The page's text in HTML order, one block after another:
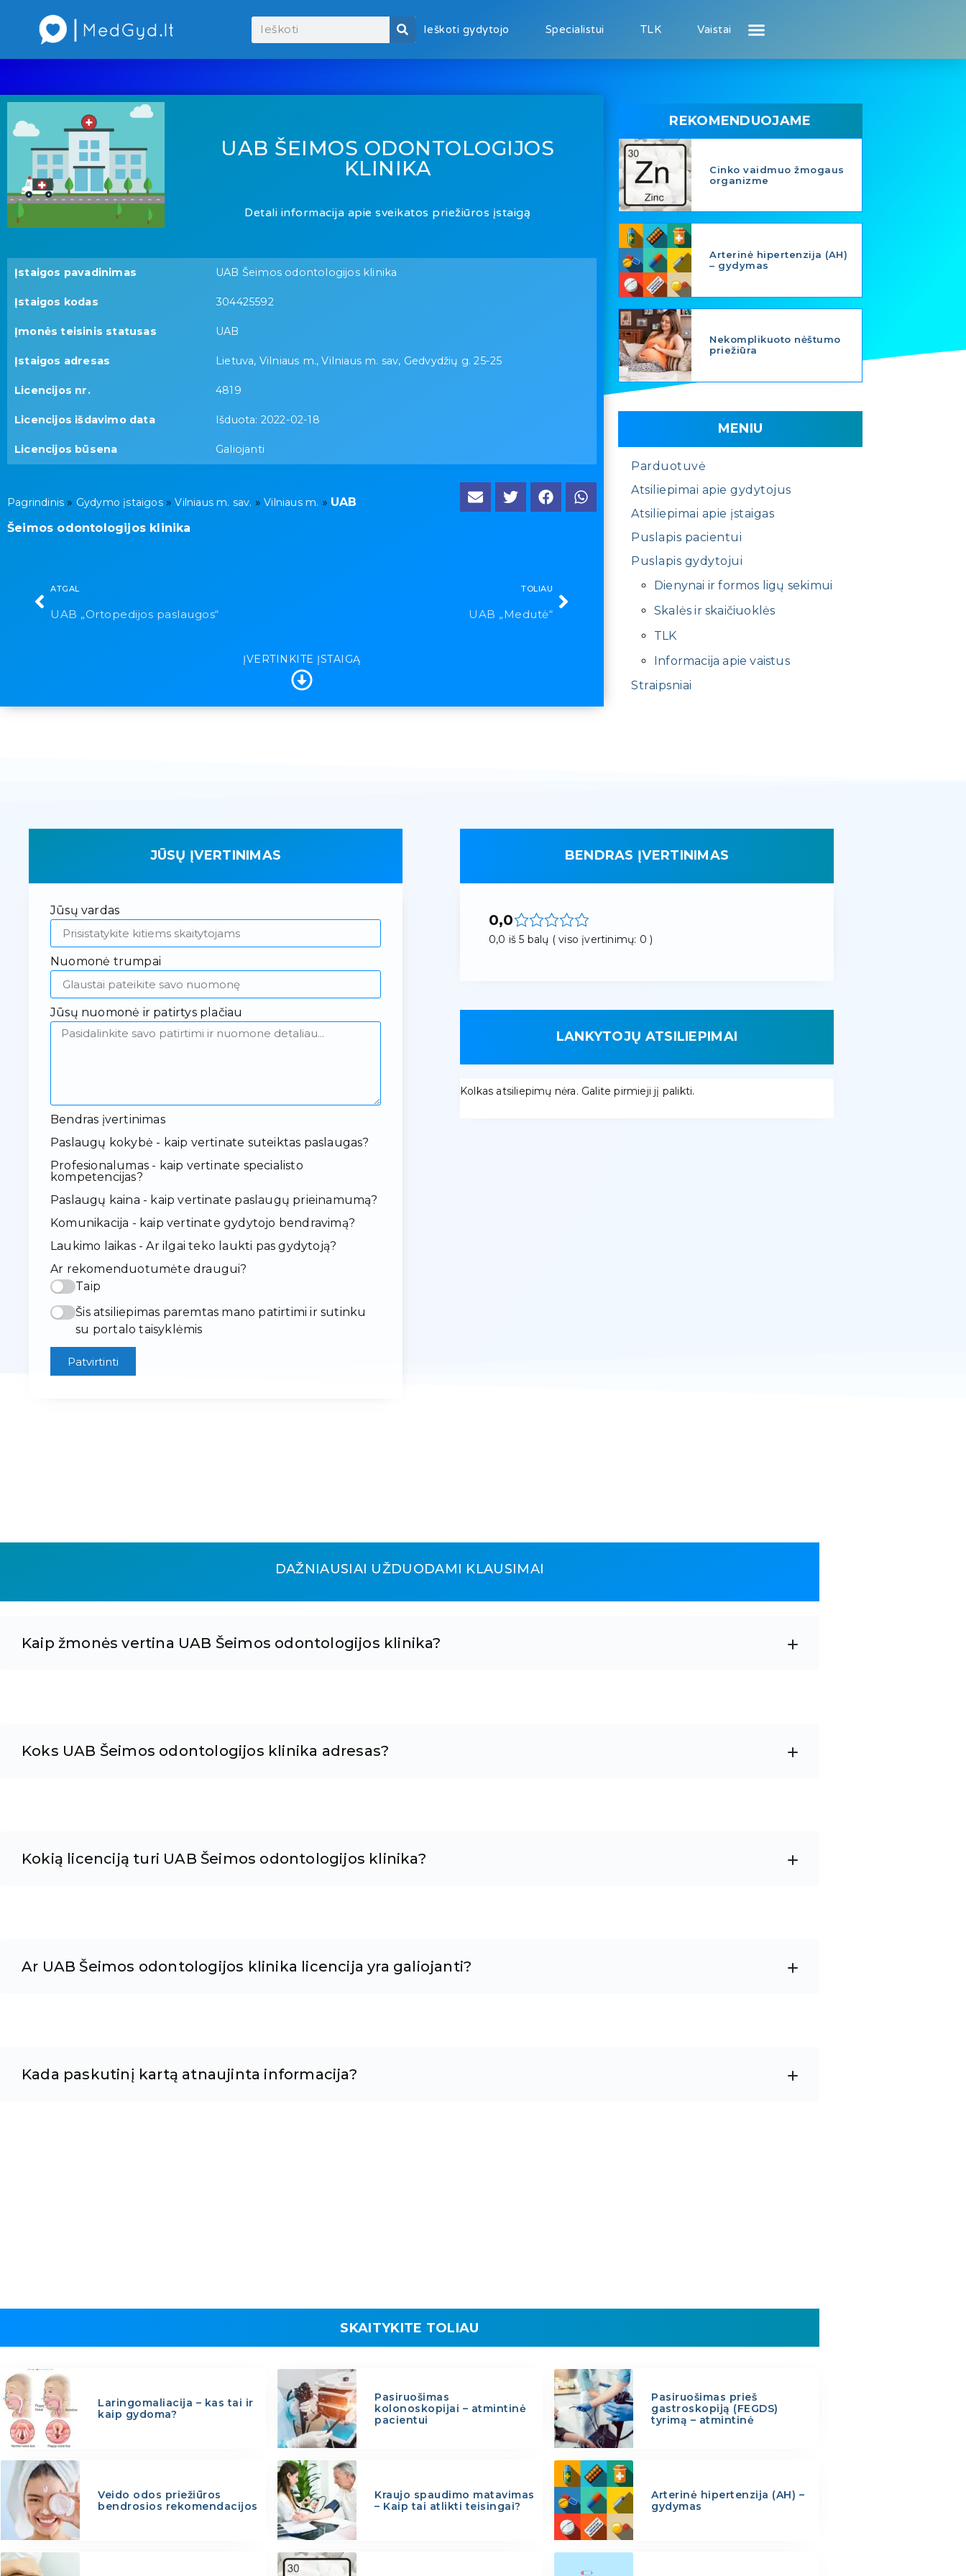
Ieškoti gydytojo Specialistui TLK Vaistai
UAB ŠEIMOS ODONTOLOGIJOS
KLINIKA
Detali informacija apie sveikatos priežiūros įstaigą
Įstaigos pavadinimas UAB Šeimos odontologijos klinika
Įstaigos kodas 304425592
Įmonės teisinis statusas UAB
Įstaigos adresas Lietuva, Vilniaus m., Vilniaus m. sav, Gedvydžių g. 25-25
Licencijos nr. 4819
Licencijos išdavimo data Išduota: 2022-02-18
Licencijos būsena Galiojanti
Pagrindinis » Gydymo įstaigos»Vilniaus m. sav. »Vilniaus m. » UAB
Šeimos odontologijos klinika
ATGAL
UAB „Ortopedijos paslaugos“
TOLIAU
UAB „Medutė“
ĮVERTINKITE ĮSTAIGĄ
REKOMENDUOJAME
Cinko vaidmuo žmogaus
organizme
Arterinė hipertenzija (AH)
– gydymas
Nekomplikuoto nėštumo
priežiūra
MENIU
Parduotuvė
Atsiliepimai apie gydytojus
Atsiliepimai apie įstaigas
Puslapis pacientui
Puslapis gydytojui
Dienynai ir formos ligų sekimui
Skalės ir skaičiuoklės
TLK
Informacija apie vaistus
Straipsniai
JŪSŲ ĮVERTINIMAS
Jūsų vardas
Nuomonė trumpai
Jūsų nuomonė ir patirtys plačiau
Bendras įvertinimas
Paslaugų kokybė - kaip vertinate suteiktas paslaugas?
Profesionalumas - kaip vertinate specialisto
kompetencijas?
Paslaugų kaina - kaip vertinate paslaugų prieinamumą?
Komunikacija - kaip vertinate gydytojo bendravimą?
Laukimo laikas - Ar ilgai teko laukti pas gydytoją?
Ar rekomenduotumėte draugui?
Taip
Šis atsiliepimas paremtas mano patirtimi ir sutinku
su portalo taisyklėmis
Patvirtinti
BENDRAS ĮVERTINIMAS
0,0
0,0 iš 5 balų ( viso įvertinimų: 0 )
LANKYTOJŲ ATSILIEPIMAI
Kolkas atsiliepimų nėra. Galite pirmieji jį palikti.
DAŽNIAUSIAI UŽDUODAMI KLAUSIMAI
Kaip žmonės vertina UAB Šeimos odontologijos klinika?
Koks UAB Šeimos odontologijos klinika adresas?
Kokią licenciją turi UAB Šeimos odontologijos klinika?
Ar UAB Šeimos odontologijos klinika licencija yra galiojanti?
Kada paskutinį kartą atnaujinta informacija?
SKAITYKITE TOLIAU
Laringomaliacija – kas tai ir
kaip gydoma?
Pasiruošimas
kolonoskopijai – atmintinė
pacientui
Pasiruošimas prieš
gastroskopiją (FEGDS)
tyrimą – atmintinė
Veido odos priežiūros
bendrosios rekomendacijos
Kraujo spaudimo matavimas
– Kaip tai atlikti teisingai?
Arterinė hipertenzija (AH) –
gydymas